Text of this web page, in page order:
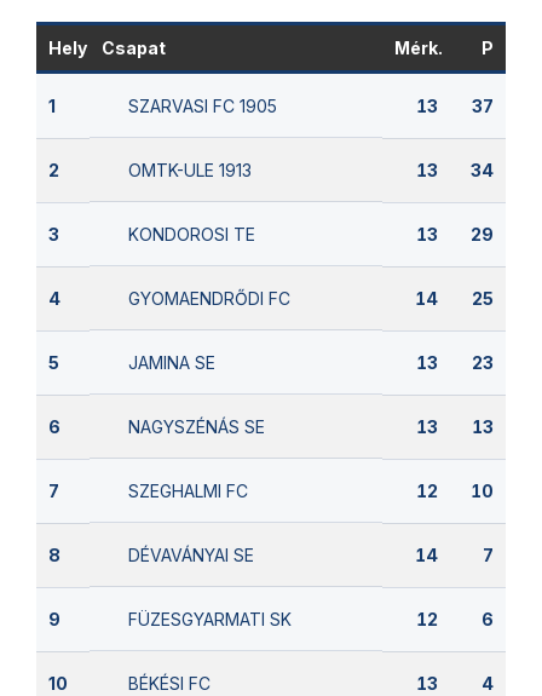
Hely Csapat Mérk. P
1 SZARVASI FC 1905 13 37
2 OMTK-ULE 1913 13 34
3 KONDOROSI TE 13 29
4 GYOMAENDRŐDI FC 14 25
5 JAMINA SE 13 23
6 NAGYSZÉNÁS SE 13 13
7 SZEGHALMI FC 12 10
8 DÉVAVÁNYAI SE 14 7
9 FÜZESGYARMATI SK 12 6
10 BÉKÉSI FC 13 4